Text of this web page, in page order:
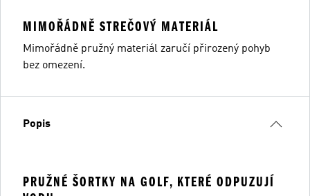
MIMOŘÁDNĚ STREČOVÝ MATERIÁL
Mimořádně pružný materiál zaručí přirozený pohyb
bez omezení.
Popis
PRUŽNÉ ŠORTKY NA GOLF, KTERÉ ODPUZUJÍ